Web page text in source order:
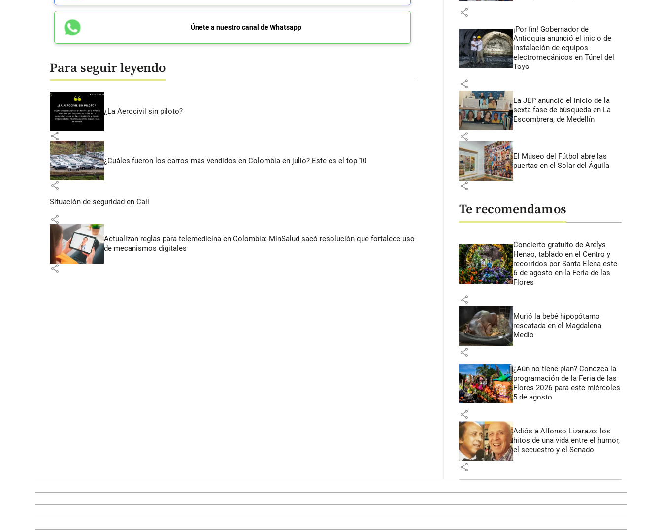
Únete a nuestro canal de Whatsapp
Para seguir leyendo
¿La Aerocivil sin piloto?
share
¿Cuáles fueron los carros más vendidos en Colombia en julio? Este es el top 10
share
Situación de seguridad en Cali
share
Actualizan reglas para telemedicina en Colombia: MinSalud sacó resolución que fortalece uso
de mecanismos digitales
share
share
¡Por fin! Gobernador de
Antioquia anunció el inicio de
instalación de equipos
electromecánicos en Túnel del
Toyo
share
La JEP anunció el inicio de la
sexta fase de búsqueda en La
Escombrera, de Medellín
share
El Museo del Fútbol abre las
puertas en el Solar del Águila
share
Te recomendamos
Concierto gratuito de Arelys
Henao, tablado en el Centro y
recorridos por Santa Elena este
6 de agosto en la Feria de las
Flores
share
Murió la bebé hipopótamo
rescatada en el Magdalena
Medio
share
¿Aún no tiene plan? Conozca la
programación de la Feria de las
Flores 2026 para este miércoles
5 de agosto
share
Adiós a Alfonso Lizarazo: los
hitos de una vida entre el humor,
el secuestro y el Senado
share